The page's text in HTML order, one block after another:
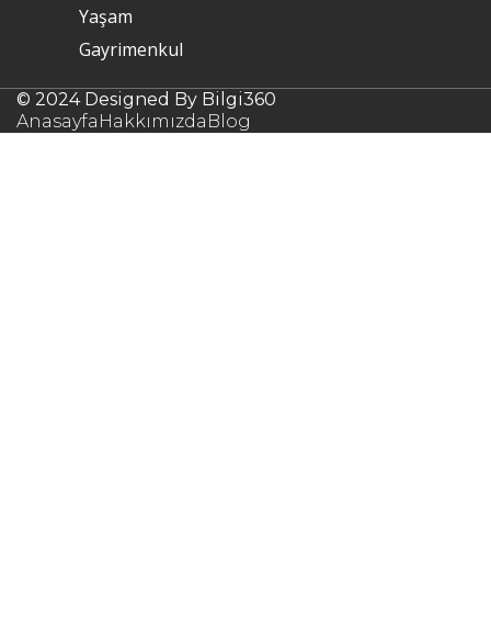
Yaşam
Gayrimenkul
© 2024 Designed By Bilgi360
Anasayfa Hakkımızda Blog